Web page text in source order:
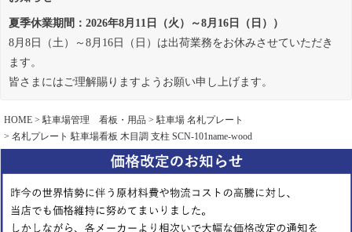
夏季休業期間：2026年8月11日（火）～8月16日（日））
8月8日（土）～8月16日（日）は出荷業務をお休みさせていただき
ます。
皆さまにはご理解賜りますようお願い申し上げます。
HOME 駐車場管理 看板・用品
駐車場 名札プレート
名札プレート 駐車場看板 木目調 支柱 SCN-101name-wood